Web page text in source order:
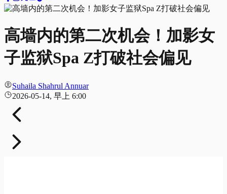
高墙内的第二次机会！加影女
子监狱Spa Z打破社会偏见
Suhaila Shahrul Annuar
2026-05-14, 早上 6:00